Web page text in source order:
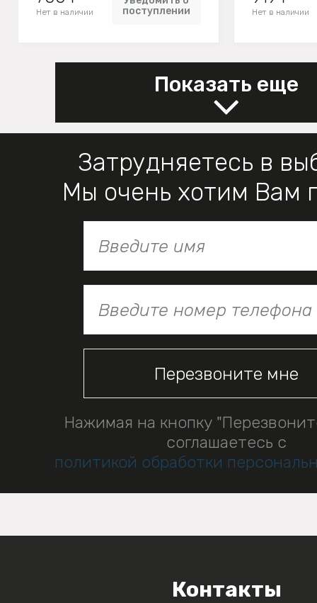
Нет в наличии
поступлении
Нет в наличии
Показать еще
Затрудняетесь в
Мы очень хотим Вам
Нажимая на кнопку
соглашаетесь с
политикой обработки
Контакты